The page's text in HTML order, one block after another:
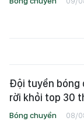
Đội tuyển bóng
rời khỏi top 30
Bóng chuyền 08/